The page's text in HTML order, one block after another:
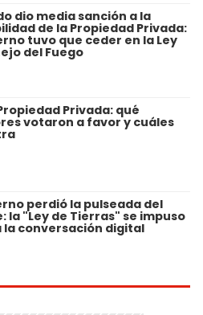
dio media sanción a la
de la Propiedad Privada:
tuvo que ceder en la Ley
del Fuego
Privada: qué
votaron a favor y cuáles
perdió la pulseada del
la "Ley de Tierras" se impuso
la conversación digital